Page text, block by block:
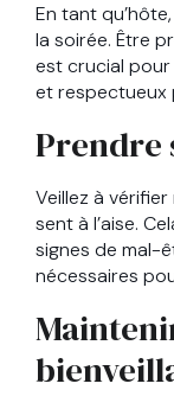
En tant
la soirée. Être
est crucial
et respectueux
Prendre
Veillez à
sent à l’aise.
signes de mal-
nécessaires